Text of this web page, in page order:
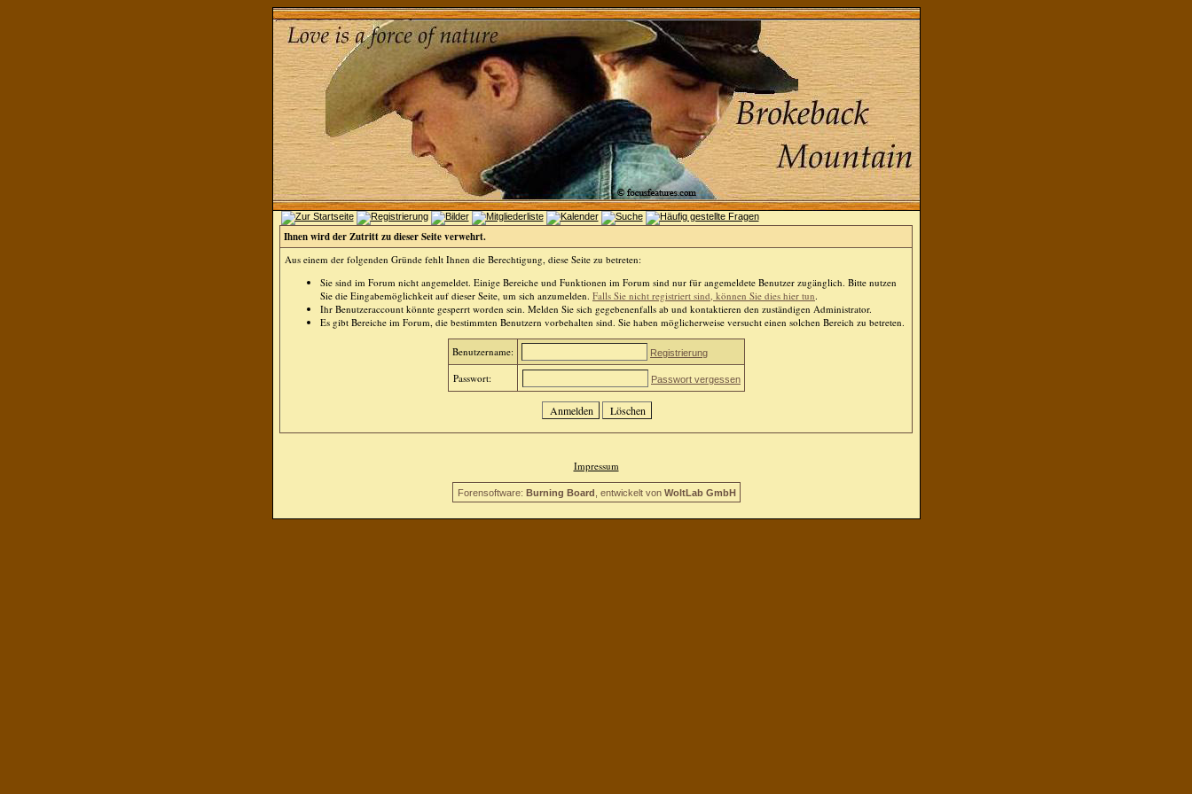
Ihnen wird der Zutritt zu dieser Seite verwehrt.
Aus einem der folgenden Gründe fehlt Ihnen die Berechtigung, diese Seite zu betreten:
Sie sind im Forum nicht angemeldet. Einige Bereiche und Funktionen im Forum sind nur für angemeldete Benutzer zugänglich. Bitte nutzen
Sie die Eingabemöglichkeit auf dieser Seite, um sich anzumelden. Falls Sie nicht registriert sind, können Sie dies hier tun.
Ihr Benutzeraccount könnte gesperrt worden sein. Melden Sie sich gegebenenfalls ab und kontaktieren den zuständigen Administrator.
Es gibt Bereiche im Forum, die bestimmten Benutzern vorbehalten sind. Sie haben möglicherweise versucht einen solchen Bereich zu betreten.
Benutzername: Registrierung
Passwort: Passwort vergessen
Impressum
Forensoftware: Burning Board , entwickelt von WoltLab GmbH